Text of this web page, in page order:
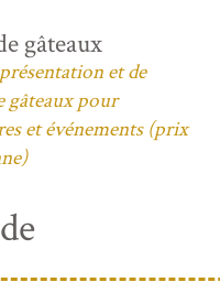
gâteaux
et de
gâteaux pour
et événements (prix